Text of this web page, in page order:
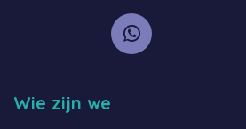
Wie zijn we